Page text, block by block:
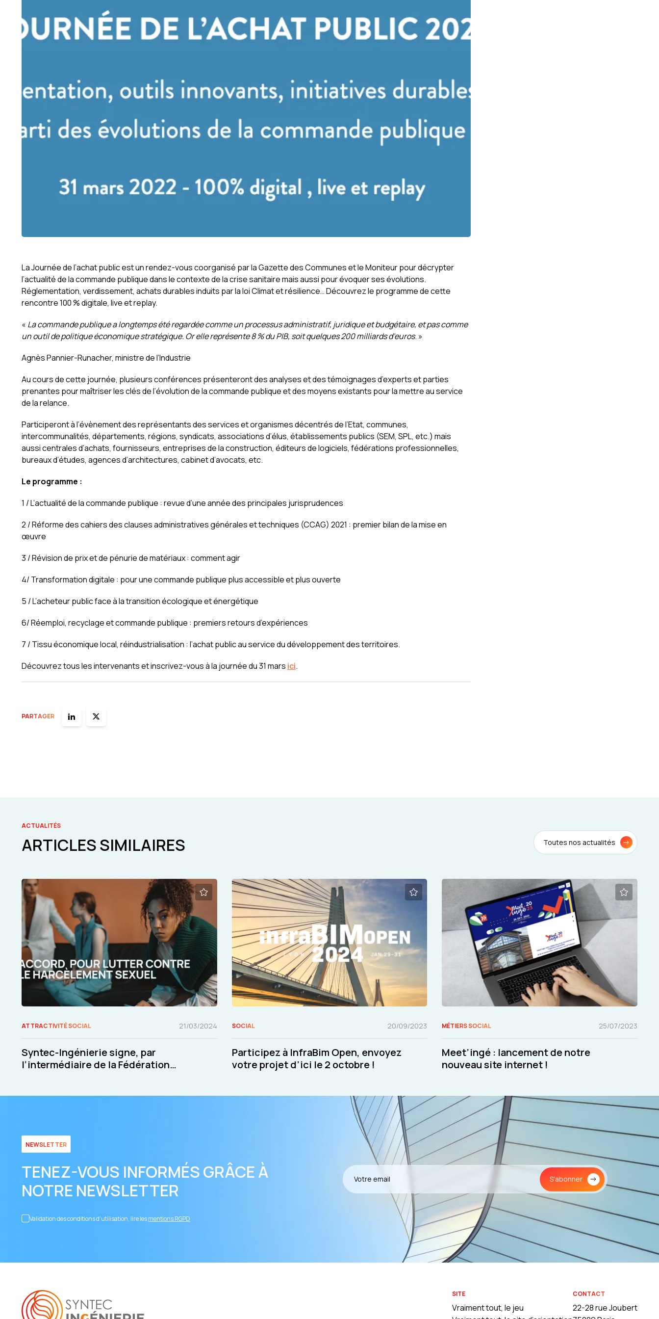
La Journée de l’achat public est un rendez-vous coorganisé par la Gazette des Communes et le Moniteur pour décrypter
l’actualité de la commande publique dans le contexte de la crise sanitaire mais aussi pour évoquer ses évolutions.
Réglementation, verdissement, achats durables induits par la loi Climat et résilience… Découvrez le programme de cette
rencontre 100 % digitale, live et replay.
« La commande publique a longtemps été regardée comme un processus administratif, juridique et budgétaire, et pas comme
un outil de politique économique stratégique. Or elle représente 8 % du PIB, soit quelques 200 milliards d’euros. »
Agnès Pannier-Runacher, ministre de l’Industrie
Au cours de cette journée, plusieurs conférences présenteront des analyses et des témoignages d’experts et parties
prenantes pour maîtriser les clés de l’évolution de la commande publique et des moyens existants pour la mettre au service
de la relance.
Participeront à l’évènement des représentants des services et organismes décentrés de l’Etat, communes,
intercommunalités, départements, régions, syndicats, associations d’élus, établissements publics (SEM, SPL, etc.) mais
aussi centrales d’achats, fournisseurs, entreprises de la construction, éditeurs de logiciels, fédérations professionnelles,
bureaux d’études, agences d’architectures, cabinet d’avocats, etc.
Le programme :
1 / L’actualité de la commande publique : revue d’une année des principales jurisprudences
2 / Réforme des cahiers des clauses administratives générales et techniques (CCAG) 2021 : premier bilan de la mise en
œuvre
3 / Révision de prix et de pénurie de matériaux : comment agir
4/ Transformation digitale : pour une commande publique plus accessible et plus ouverte
5 / L’acheteur public face à la transition écologique et énergétique
6/ Réemploi, recyclage et commande publique : premiers retours d’expériences
7 / Tissu économique local, réindustrialisation : l’achat public au service du développement des territoires.
Découvrez tous les intervenants et inscrivez-vous à la journée du 31 mars ici.
PARTAGER
ACTUALITÉS
ARTICLES SIMILAIRES Toutes nos actualités
ATTRACTIVITÉ SOCIAL 21/03/2024
Syntec-Ingénierie signe, par
l’intermédiaire de la Fédération
SOCIAL 20/09/2023
Participez à InfraBim Open, envoyez
votre projet d’ici le 2 octobre !
MÉTIERS SOCIAL 25/07/2023
Meet’ingé : lancement de notre
nouveau site internet !
NEWSLETTER
TENEZ-VOUS INFORMÉS GRÂCE À
NOTRE NEWSLETTER
Validation des conditions d’utilisation, lire lesmentions RGPD
S'abonner
SITE
Vraiment tout, le jeu
CONTACT
22-28 rue Joubert